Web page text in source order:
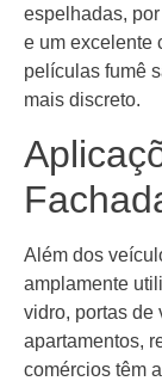
espelhadas,
e um excelente
películas fumê
mais discreto.
Além dos
amplamente
vidro, portas de
apartamentos,
comércios têm